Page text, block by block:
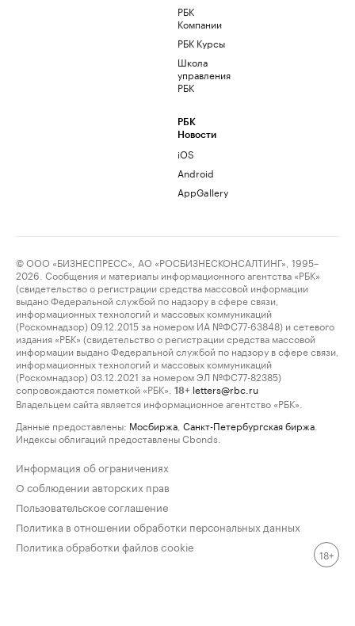
РБК
Компании
РБК Курсы
Школа
управления
РБК
РБК
Новости
iOS
Android
AppGallery
© ООО «БИЗНЕСПРЕСС», АО «РОСБИЗНЕСКОНСАЛТИНГ», 1995–
2026. Сообщения и материалы информационного агентства «РБК»
(свидетельство о регистрации средства массовой информации
выдано Федеральной службой по надзору в сфере связи,
информационных технологий и массовых коммуникаций
(Роскомнадзор) 09.12.2015 за номером ИА №ФС77-63848) и сетевого
издания «РБК» (свидетельство о регистрации средства массовой
информации выдано Федеральной службой по надзору в сфере связи,
информационных технологий и массовых коммуникаций
(Роскомнадзор) 03.12.2021 за номером ЭЛ №ФС77-82385)
сопровождаются пометкой «РБК».
18+ letters@rbc.ru
Владельцем сайта является информационное агентство «РБК».
Данные предоставлены: Мосбиржа Санкт-Петербургская биржа
Индексы облигаций предоставлены Cbonds.
Информация об ограничениях
О соблюдении авторских прав
Пользовательское соглашение
Политика в отношении обработки персональных данных
Политика обработки файлов cookie
18+